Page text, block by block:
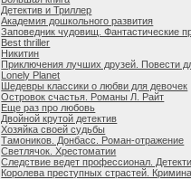
Детектив и Триллер
Академия дошкольного развития
Заповедник чудовищ. Фантастические
Веst thriller
Никитин
Приключения лучших друзей. Повести
Lonely Planet
Шедевры классики о любви для девочек
Островок счастья. Романы Л. Райт
Еще раз про любовь
Двойной крутой детектив
Хозяйка своей судьбы
Тамоников. Донбасс. Роман-отражение
Светлячок. Хрестоматии
Следствие ведет профессионал.
Королева преступных страстей.